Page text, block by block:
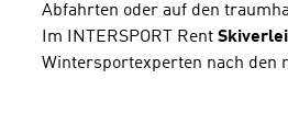
Abfahrten oder auf den
Im INTERSPORT Rent
Wintersportexperten nach den